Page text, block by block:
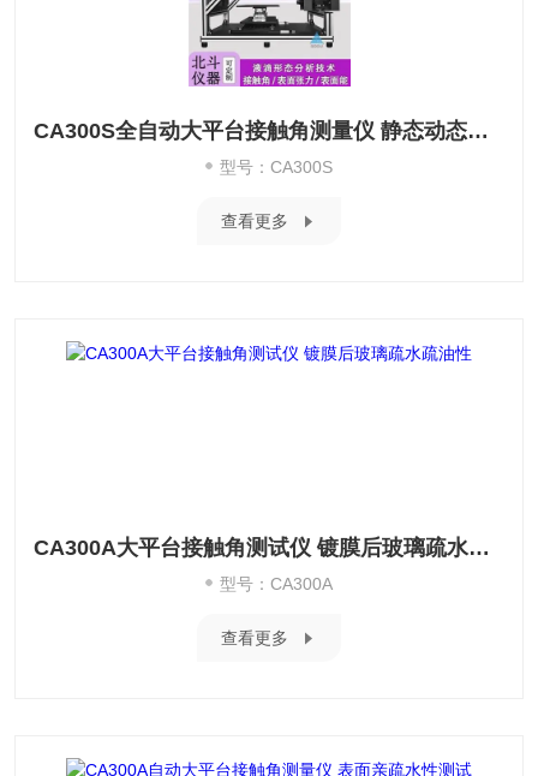
CA300S全自动大平台接触角测量仪 静态动态均可测
型号：CA300S
查看更多
CA300A大平台接触角测试仪 镀膜后玻璃疏水疏油性
型号：CA300A
查看更多